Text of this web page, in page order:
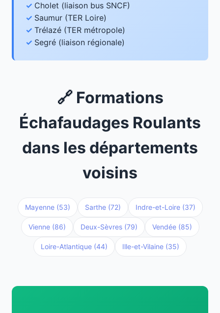
Cholet (liaison bus SNCF)
Saumur (TER Loire)
Trélazé (TER métropole)
Segré (liaison régionale)
🔗 Formations
Échafaudages Roulants
dans les départements
voisins
Mayenne (53) Sarthe (72) Indre-et-Loire (37)
Vienne (86) Deux-Sèvres (79) Vendée (85)
Loire-Atlantique (44) Ille-et-Vilaine (35)